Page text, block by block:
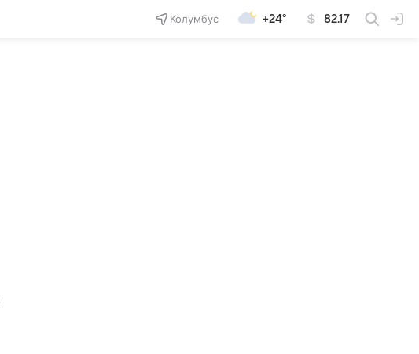
Колумбус +24° 82.17